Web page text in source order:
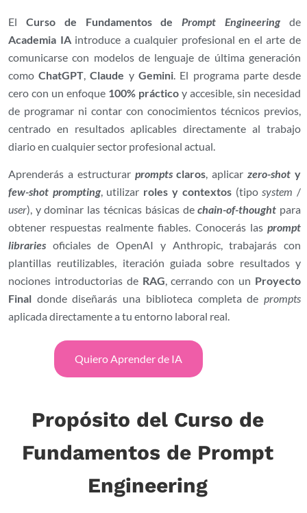
El Curso de Fundamentos de Prompt Engineering de
Academia IAintroduce a cualquier profesional en el arte de
comunicarse con modelos de lenguaje de última generación
comoChatGPT ,Claude yGemini . El programa parte desde
cero con un enfoque 100% práctico y accesible, sin necesidad
de programar ni contar con conocimientos técnicos previos,
centrado en resultados aplicables directamente al trabajo
diario en cualquier sector profesional actual.
Aprenderás a estructurar promptsclaros, aplicarzero-shot y
few-shot prompting, utilizar roles y contextos(tiposystem /
user), y dominar las técnicas básicas dechain-of-thought para
obtener respuestas realmente fiables. Conocerás lasprompt
librariesoficiales de OpenAI y Anthropic, trabajarás con
plantillas reutilizables, iteración guiada sobre resultados y
nociones introductorias de RAG, cerrando con un Proyecto
Finaldonde diseñarás una biblioteca completa deprompts
aplicada directamente a tu entorno laboral real.
Quiero Aprender de IA
Propósito del Curso de
Fundamentos de Prompt
Engineering